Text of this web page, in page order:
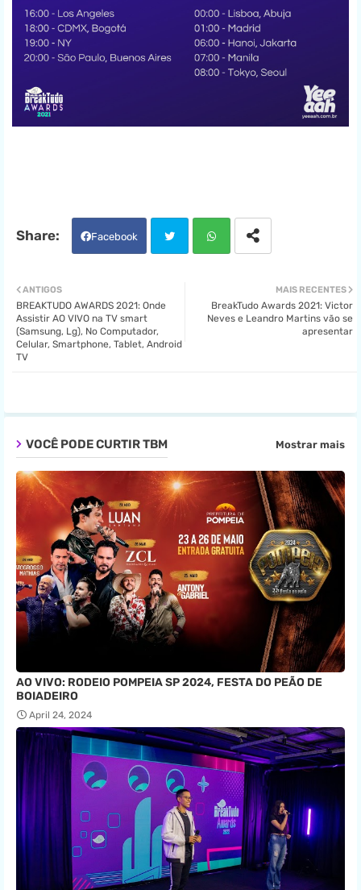
Facebook
ter tsa
MAIS RECENTES
BreakTudo Awards 2021: Victor
Neves e Leandro Martins vão se
apresentar
ANTIGOS
BREAKTUDO AWARDS 2021: Onde
Assistir AO VIVO na TV smart
(Samsung, Lg), No Computador,
Celular, Smartphone, Tablet, Android
TV
VOCÊ PODE CURTIR TBM Mostrar mais
AO VIVO: RODEIO POMPEIA SP 2024, FESTA DO PEÃO DE
BOIADEIRO
April 24, 2024